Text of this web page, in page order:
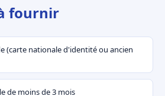
fournir
(carte nationale d'identité ou ancien
de moins de 3 mois